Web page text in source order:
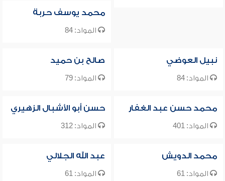
محمد يوسف حربة
المواد: 84
نبيل العوضي
المواد: 84
صالح بن حميد
المواد: 79
محمد حسن عبد الغفار
المواد: 401
حسن أبو الأشبال الزهيري
المواد: 312
محمد الدويش
المواد: 61
عبد الله الجلالي
المواد: 61